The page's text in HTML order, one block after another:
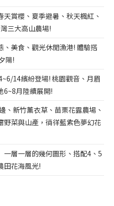
天賞櫻、夏季避暑、秋天楓紅、
三大高山農場!
、美食、觀光休閒漁港! 體驗搭
陽!
14繽紛登場! 桃園觀音、月眉
6~8月陸續展開!
、新竹薰衣草、苗栗花露農場、
野菜與山產，徜徉藍紫色夢幻花
一層一層的幾何圖形、搭配4、5
田花海風光!